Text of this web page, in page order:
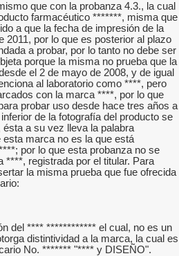
que con la probanza 4.3., la cual
farmacéutico *******, misma que
a que la fecha de impresión de la
2011, por lo que es posterior al plazo
a probar, por lo tanto no debe ser
porque la misma no prueba que la
el 2 de mayo de 2008, y de igual
al laboratorio como ****, pero
con la marca ****, por lo que
probar uso desde hace tres años a
de la fotografía del producto se
a su vez lleva la palabra
marca no es la que está
por lo que esta probanza no se
****, registrada por el titular. Para
la misma prueba que fue ofrecida
del **** ************ el cual, no es un
distintividad a la marca, la cual es
No. ******* "**** y DISEÑO".